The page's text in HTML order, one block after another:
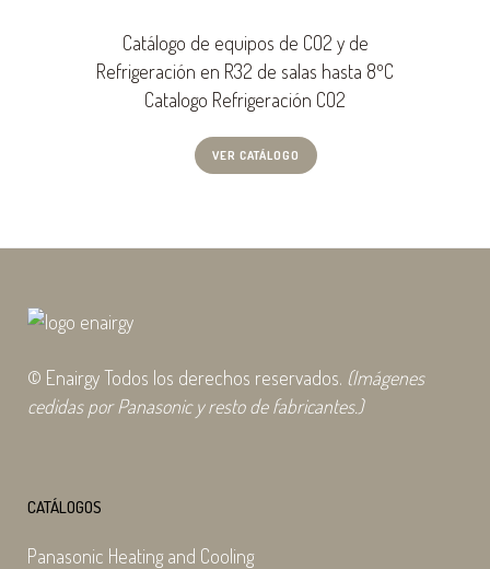
Catálogo de equipos de CO2 y de
Refrigeración en R32 de salas hasta 8ºC
Catalogo Refrigeración CO2
VER CATÁLOGO
© Enairgy Todos los derechos reservados. (Imágenes
cedidas por Panasonic y resto de fabricantes.)
CATÁLOGOS
Panasonic Heating and Cooling